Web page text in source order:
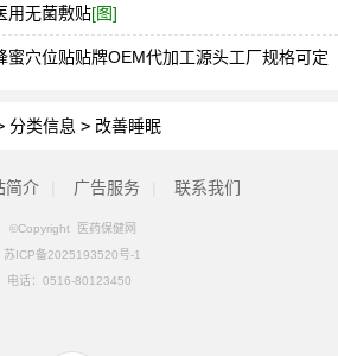
用无菌敷贴[图]
蜜穴位贴贴牌OEM代加工源头工厂规格可定
分类信息 > 改善睡眠
简介 广告服务 联系我们
©Copyright 医药保健网
苏ICP备2025193520号-1
电话： 0516-80123450